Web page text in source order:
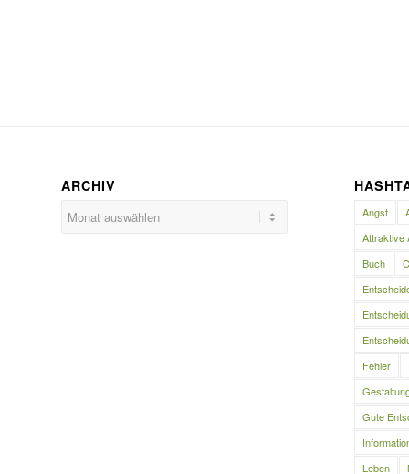
ARCHIV
Angst
Attraktive
Buch
Fehler
Gute
Leben